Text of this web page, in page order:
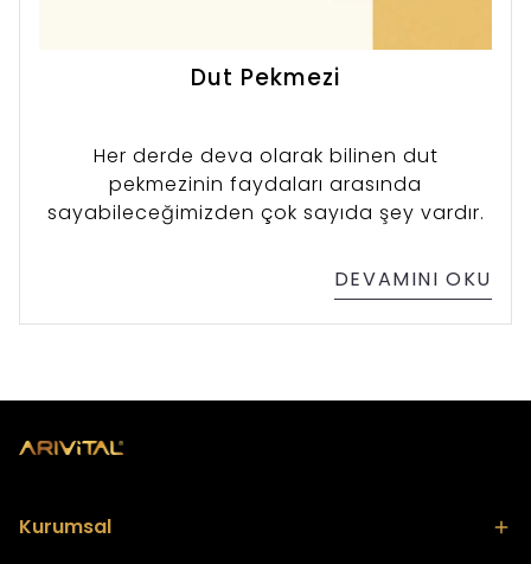
Dut Pekmezi
Her derde deva olarak bilinen dut
pekmezinin faydaları arasında
sayabileceğimizden çok sayıda şey vardır.
DEVAMINI OKU
Kurumsal